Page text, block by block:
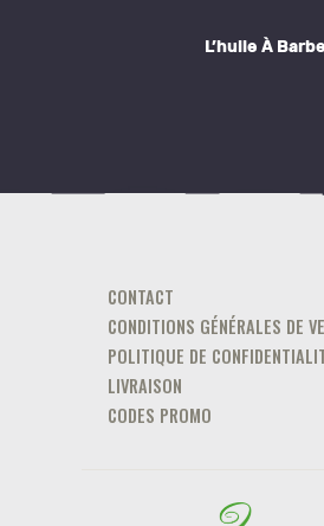
L’huile À Barbe
CONTACT
CONDITIONS GÉNÉRALES DE
POLITIQUE DE
LIVRAISON
CODES PROMO